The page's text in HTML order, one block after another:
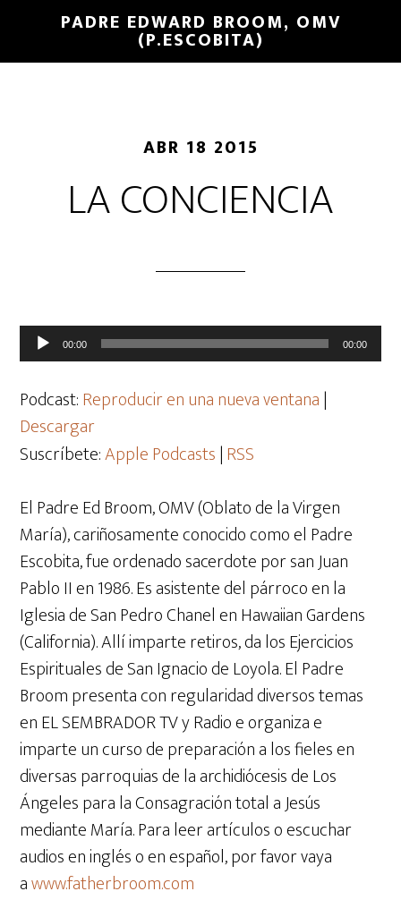
PADRE EDWARD BROOM, OMV
(P.ESCOBITA)
ABR 18 2015
LA CONCIENCIA
Reproductor
de
audio
00:00 00:00
Podcast:Reproducir en una nueva ventana|
Descargar
Suscríbete:Apple Podcasts|RSS
El Padre Ed Broom, OMV (Oblato de la Virgen
María), cariñosamente conocido como el Padre
Escobita, fue ordenado sacerdote por san Juan
Pablo II en 1986. Es asistente del párroco en la
Iglesia de San Pedro Chanel en Hawaiian Gardens
(California). Allí imparte retiros, da los Ejercicios
Espirituales de San Ignacio de Loyola. El Padre
Broom presenta con regularidad diversos temas
en EL SEMBRADOR TV y Radio e organiza e
imparte un curso de preparación a los fieles en
diversas parroquias de la archidiócesis de Los
Ángeles para la Consagración total a Jesús
mediante María. Para leer artículos o escuchar
audios en inglés o en español, por favor vaya
awww.fatherbroom.com